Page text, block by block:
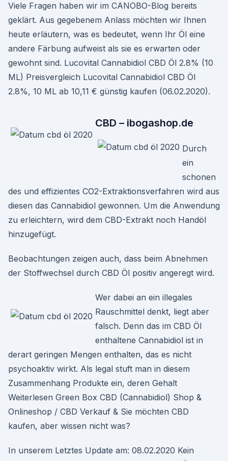
Viele Fragen haben wir im CANOBO-Blog bereits
geklärt. Aus gegebenem Anlass möchten wir Ihnen
heute erläutern, was es bedeutet, wenn Ihr Öl eine
andere Färbung aufweist als sie es erwarten oder
gewohnt sind. Lucovital Cannabidiol CBD Öl 2.8% (10
ML) Preisvergleich Lucovital Cannabidiol CBD Öl
2.8%, 10 ML ab 10,11 € günstig kaufen (06.02.2020).
CBD – ibogashop.de
Durch
ein
schonen
des und effizientes CO2-Extraktionsverfahren wird aus
diesen das Cannabidiol gewonnen. Um die Anwendung
zu erleichtern, wird dem CBD-Extrakt noch Handöl
hinzugefügt.
Beobachtungen zeigen auch, dass beim Abnehmen
der Stoffwechsel durch CBD Öl positiv angeregt wird.
Wer dabei an ein illegales
Rauschmittel denkt, liegt aber
falsch. Denn das im CBD Öl
enthaltene Cannabidiol ist in
derart geringen Mengen enthalten, das es nicht
psychoaktiv wirkt. Als legal stuft man in diesem
Zusammenhang Produkte ein, deren Gehalt
Weiterlesen Green Box CBD (Cannabidiol) Shop &
Onlineshop / CBD Verkauf & Sie möchten CBD
kaufen, aber wissen nicht was?
In unserem Letztes Update am: 08.02.2020 Kein